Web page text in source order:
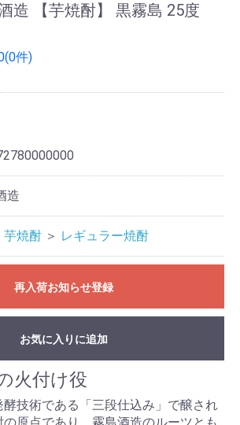
【芋焼酎】 黒霧島 25度
件)
造
芋焼酎 ＞ レギュラー焼酎
再入荷お知らせ登録
お気に入りに追加
火付け役
技術である「三段仕込み」で醸され